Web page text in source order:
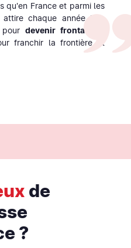
qu'en France et parmi les
chaque année bon
devenir frontaliers
franchir la frontière et
de
?